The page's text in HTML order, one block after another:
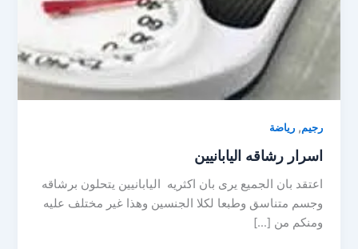
رجيم,رياضة
اسرار رشاقه اليابانيين
اعتقد بان الجميع يرى بان اكثريه اليابانيين يتحلون برشاقه
وجسم متناسق وطبعا لكلا الجنسين وهذا غير مختلف عليه
ومنكم من […]